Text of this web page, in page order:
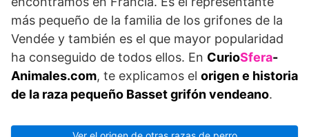
más pequeño de la familia de los grifones de la
Vendée y también es el que mayor popularidad
ha conseguido de todos ellos. En CurioSfera-
Animales.com, te explicamos el origen e historia
de la raza pequeño Basset grifón vendeano.